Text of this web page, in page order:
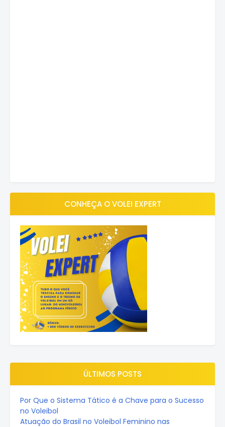
CONHEÇA O VOLEI EXPERT
ÚLTIMOS POSTS
Por Que o Sistema Tático é a Chave para o Sucesso
no Voleibol
Atuação do Brasil no Voleibol Feminino nas